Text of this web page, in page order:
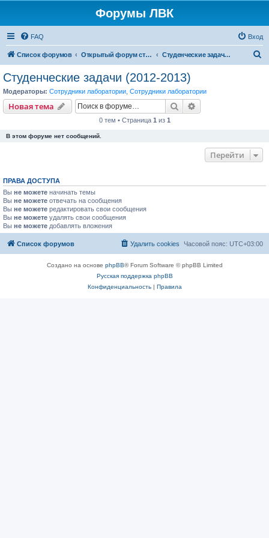
Форумы ЛВК
FAQ Вход
Список форумов Открытый форум студенческих задач Студенческие задачи (2012-2013)
Студенческие задачи (2012-2013)
Модераторы: Сотрудники лаборатории Сотрудники лаборатории
Новая тема Поиск
0 тем • Страница 1 из 1
В этом форуме нет сообщений.
Перейти
ПРАВА ДОСТУПА
Вы не можете начинать темы
Вы не можете отвечать на сообщения
Вы не можете редактировать свои сообщения
Вы не можете удалять свои сообщения
Вы не можете добавлять вложения
Список форумов Часовой пояс: UTC+03:00
Удалить cookies
Создано на основе phpBB® Forum Software © phpBB Limited
Русская поддержка phpBB
Конфиденциальность| Правила